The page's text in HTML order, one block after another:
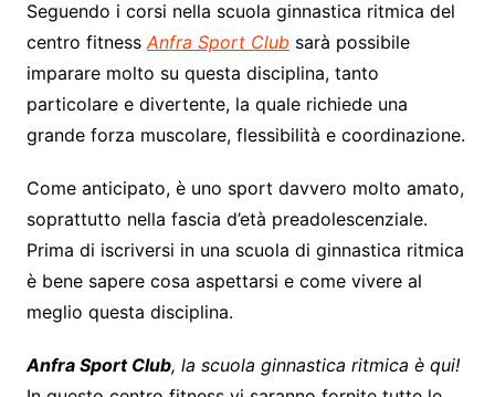
Seguendo i corsi nella scuola ginnastica ritmica del
centro fitness Anfra Sport Clubsarà possibile
imparare molto su questa disciplina, tanto
particolare e divertente, la quale richiede una
grande forza muscolare, flessibilità e coordinazione.
Come anticipato, è uno sport davvero molto amato,
soprattutto nella fascia d’età preadolescenziale.
Prima di iscriversi in una scuola di ginnastica ritmica
è bene sapere cosa aspettarsi e come vivere al
meglio questa disciplina.
Anfra Sport Club, la scuola ginnastica ritmica è qui!